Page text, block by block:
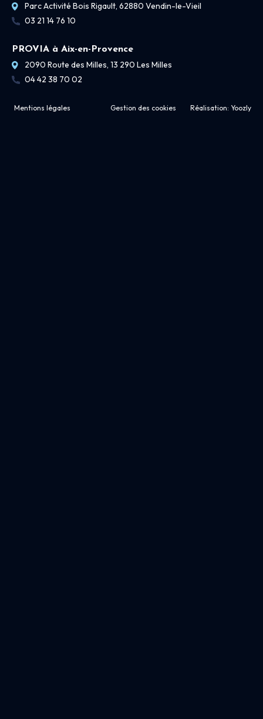
Parc Activité Bois Rigault, 62880 Vendin-le-Vieil
03 21 14 76 10
PROVIA à Aix-en-Provence
2090 Route des Milles, 13 290 Les Milles
04 42 38 70 02
Mentions légales Gestion des cookies Réalisation: Yoozly